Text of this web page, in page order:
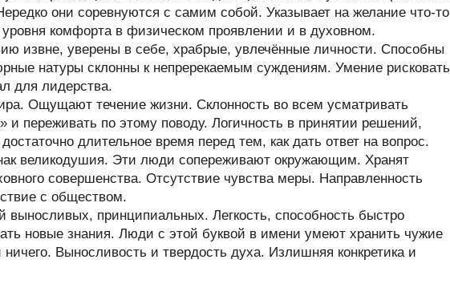
они соревнуются с самим собой. Указывает на желание что-то
комфорта в физическом проявлении и в духовном.
извне, уверены в себе, храбрые, увлечённые личности. Способны
натуры склонны к непререкаемым суждениям. Умение рисковать
для лидерства.
Ощущают течение жизни. Склонность во всем усматривать
и переживать по этому поводу. Логичность в принятии решений,
длительное время перед тем, как дать ответ на вопрос.
великодушия. Эти люди сопереживают окружающим. Хранят
совершенства. Отсутствие чувства меры. Направленность
с обществом.
выносливых, принципиальных. Легкость, способность быстро
новые знания. Люди с этой буквой в имени умеют хранить чужие
Выносливость и твердость духа. Излишняя конкретика и